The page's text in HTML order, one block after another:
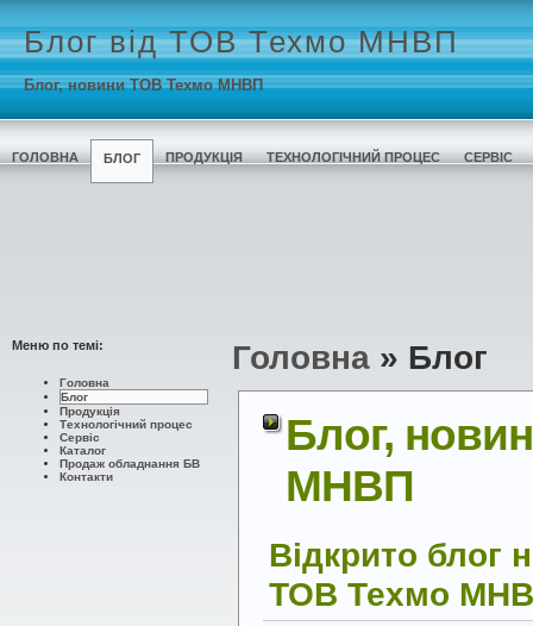
Блог від ТОВ Техмо МНВП
Блог, новини ТОВ Техмо МНВП
ГОЛОВНА БЛОГ ПРОДУКЦІЯ ТЕХНОЛОГІЧНИЙ ПРОЦЕС СЕРВІС
Меню по темі:
Головна
Блог
Продукція
Технологічний процес
Сервіс
Каталог
Продаж обладнання БВ
Контакти
Головна » Блог
Блог,
МНВП
Відкрито блог
ТОВ Техмо